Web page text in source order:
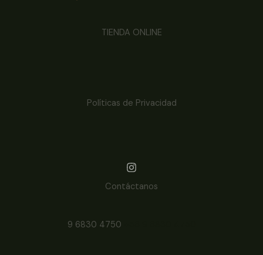
TIENDA ONLINE
Políticas de Privacidad
Contáctanos
9 6830 4750